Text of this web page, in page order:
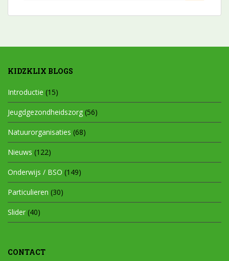
KIDZKLIX BLOGS
Introductie (15)
Jeugdgezondheidszorg (56)
Natuurorganisaties (68)
Nieuws (122)
Onderwijs / BSO (149)
Particulieren (30)
Slider (40)
CONTACT